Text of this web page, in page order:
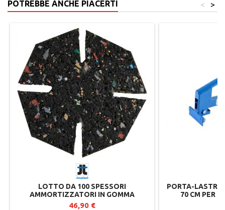
POTREBBE ANCHE PIACERTI >
<
LOTTO DA 100 SPESSORI
AMMORTIZZATORI IN GOMMA
RICICLATA PER SUPPORTI TERRAZZA
46,90 €
PORTA-LASTRE
70 CM PER